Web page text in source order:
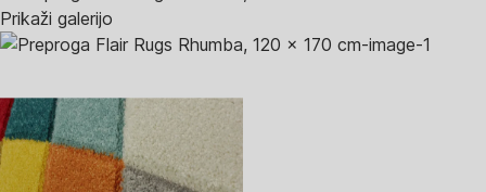
Prikaži galerijo